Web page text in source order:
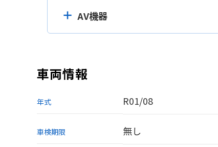
AV機器
車両情報
年式 R01/08
車検期限 無し